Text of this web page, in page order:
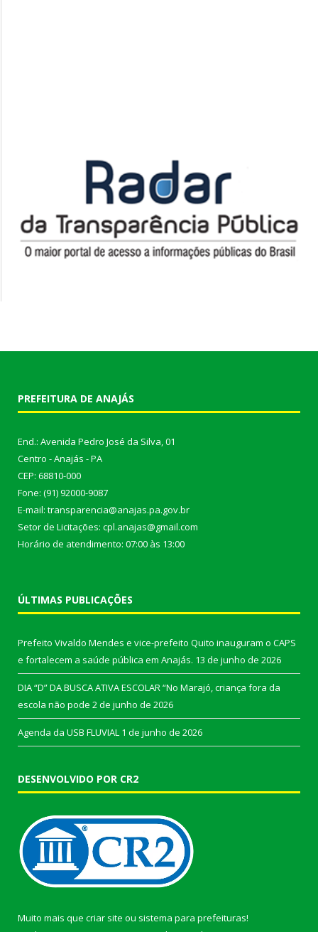
PREFEITURA DE ANAJÁS
End.: Avenida Pedro José da Silva, 01
Centro - Anajás - PA
CEP: 68810-000
Fone: (91) 92000-9087
E-mail: transparencia@anajas.pa.gov.br
Setor de Licitações: cpl.anajas@gmail.com
Horário de atendimento: 07:00 às 13:00
ÚLTIMAS PUBLICAÇÕES
Prefeito Vivaldo Mendes e vice-prefeito Quito inauguram o CAPS
e fortalecem a saúde pública em Anajás. 13 de junho de 2026
DIA “D” DA BUSCA ATIVA ESCOLAR “No Marajó, criança fora da
escola não pode 2 de junho de 2026
Agenda da USB FLUVIAL 1 de junho de 2026
DESENVOLVIDO POR CR2
Muito mais que criar site ou sistema para prefeituras!